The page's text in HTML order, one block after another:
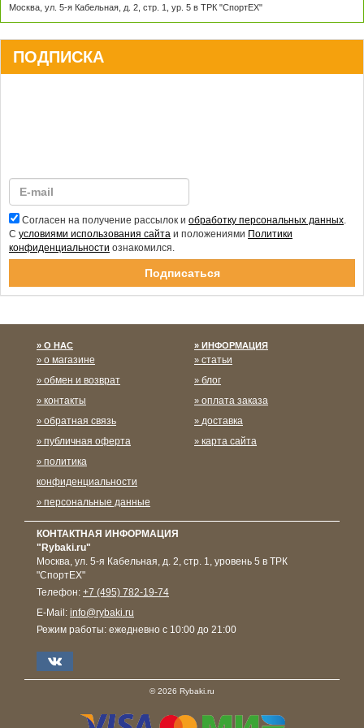
Москва, ул. 5-я Кабельная, д. 2, стр. 1, ур. 5 в ТРК "СпортЕХ"
ПОДПИСКА
Согласен на получение рассылок и обработку персональных данных
С условиями использования сайта и положениями Политики
конфиденциальности ознакомился.
О НАС
о магазине
обмен и возврат
контакты
обратная связь
публичная оферта
политика
конфиденциальности
персональные данные
ИНФОРМАЦИЯ
статьи
блог
оплата заказа
доставка
карта сайта
КОНТАКТНАЯ ИНФОРМАЦИЯ
"Rybaki.ru"
Москва, ул. 5-я Кабельная, д. 2, стр. 1, уровень 5 в ТРК
"СпортЕХ"
Телефон: +7 (495) 782-19-74
E-Mail: info@rybaki.ru
Режим работы: ежедневно с 10:00 до 21:00
© 2026 Rybaki.ru